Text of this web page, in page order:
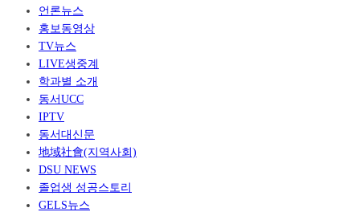
언론뉴스
홍보동영상
TV뉴스
LIVE생중계
학과별 소개
동서UCC
IPTV
동서대신문
地域社會(지역사회)
DSU NEWS
졸업생 성공스토리
GELS뉴스